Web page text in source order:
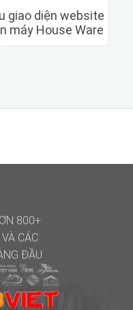
giao diện website
máy House Ware
800+
VÀ CÁC
ĐẦU